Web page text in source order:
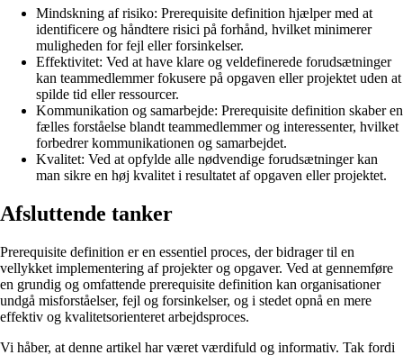
Mindskning af risiko: Prerequisite definition hjælper med at
identificere og håndtere risici på forhånd, hvilket minimerer
muligheden for fejl eller forsinkelser.
Effektivitet: Ved at have klare og veldefinerede forudsætninger
kan teammedlemmer fokusere på opgaven eller projektet uden at
spilde tid eller ressourcer.
Kommunikation og samarbejde: Prerequisite definition skaber en
fælles forståelse blandt teammedlemmer og interessenter, hvilket
forbedrer kommunikationen og samarbejdet.
Kvalitet: Ved at opfylde alle nødvendige forudsætninger kan
man sikre en høj kvalitet i resultatet af opgaven eller projektet.
Afsluttende tanker
Prerequisite definition er en essentiel proces, der bidrager til en
vellykket implementering af projekter og opgaver. Ved at gennemføre
en grundig og omfattende prerequisite definition kan organisationer
undgå misforståelser, fejl og forsinkelser, og i stedet opnå en mere
effektiv og kvalitetsorienteret arbejdsproces.
Vi håber, at denne artikel har været værdifuld og informativ. Tak fordi